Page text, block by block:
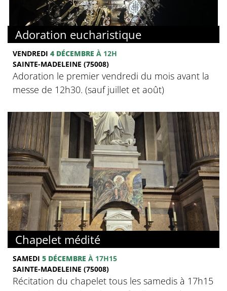
Adoration eucharistique
VENDREDI 4 DÉCEMBRE À 12H
SAINTE-MADELEINE (75008)
Adoration le premier vendredi du mois avant la
messe de 12h30. (sauf juillet et août)
Chapelet médité
SAMEDI 5 DÉCEMBRE À 17H15
SAINTE-MADELEINE (75008)
Récitation du chapelet tous les samedis à 17h15